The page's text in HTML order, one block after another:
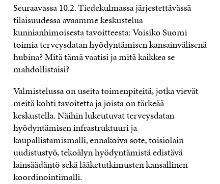
Seuraavassa 10.2. Tiedekulmassa järjestettävässä
tilaisuudessa avaamme keskustelua
kunnianhimoisesta tavoitteesta: Voisiko Suomi
toimia terveysdatan hyödyntämisen kansainvälisenä
hubina? Mitä tämä vaatisi ja mitä kaikkea se
mahdollistaisi?
Valmistelussa on useita toimenpiteitä, jotka vievät
meitä kohti tavoitetta ja joista on tärkeää
keskustella. Näihin lukeutuvat terveysdatan
hyödyntämisen infrastruktuuri ja
kaupallistamismalli, ennakoiva sote, toisiolain
uudistustyö, tekoälyn hyödyntämistä edistävä
lainsäädäntö sekä lääketutkimusten kansallinen
koordinointimalli.